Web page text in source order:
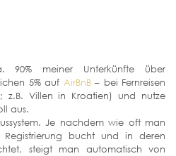
90% meiner Unterkünfte über
5% auf AirBnB – bei Fernreisen
z.B. Villen in Kroatien) und nutze
aus.
Je nachdem wie oft man
bucht und in deren
steigt man automatisch von